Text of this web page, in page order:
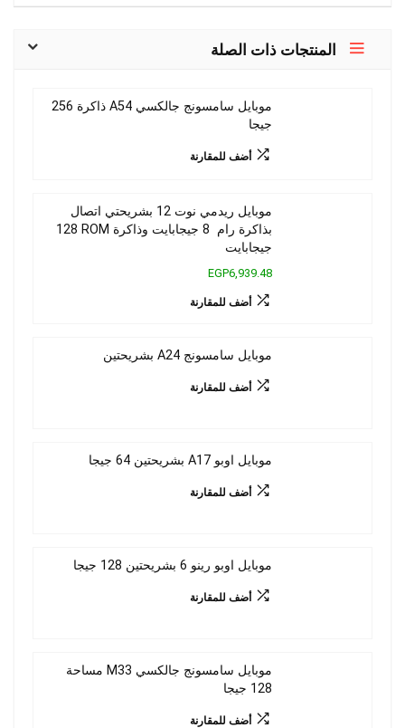
المنتجات ذات الصلة
موبايل سامسونج جالكسي A54 ذاكرة 256
جيجا
أضف للمقارنة
موبايل ريدمي نوت 12 بشريحتي اتصال
بذاكرة رام ‏ 8 جيجابايت وذاكرة ROM‏ 128
جيجابايت
EGP6,939.48
أضف للمقارنة
موبايل سامسونج A24 بشريحتين
أضف للمقارنة
موبايل اوبو A17 بشريحتين 64 جيجا
أضف للمقارنة
موبايل اوبو رينو 6 بشريحتين 128 جيجا
أضف للمقارنة
موبايل سامسونج جالكسي M33 مساحة
128 جيجا
أضف للمقارنة